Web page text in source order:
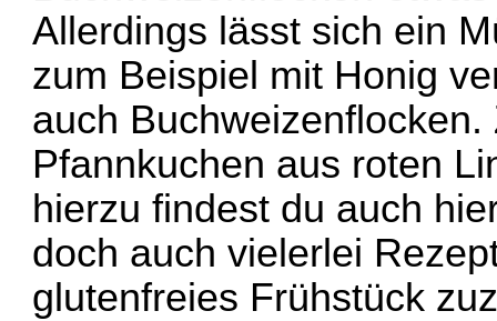
Allerdings lässt sich ein
zum Beispiel mit Honig
auch
Pfannkuchen aus roten
hierzu findest du auch
doch auch vielerlei
glutenfreies Frühstück